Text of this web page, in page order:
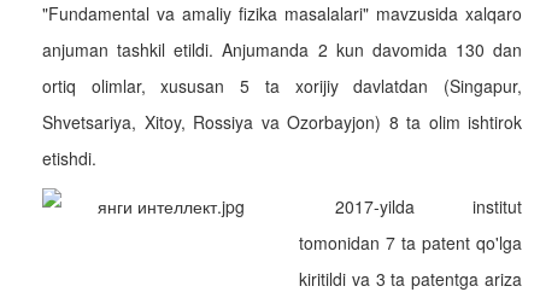
"Fundamental va amaliy fizika masalalari" mavzusida xalqaro
anjuman tashkil etildi. Anjumanda 2 kun davomida 130 dan
ortiq olimlar, xususan 5 ta xorijiy davlatdan (Singapur,
Shvetsariya, Xitoy, Rossiya va Ozorbayjon) 8 ta olim ishtirok
etishdi.
2017-yilda institut
tomonidan 7 ta patent qo'lga
kiritildi va 3 ta patentga ariza